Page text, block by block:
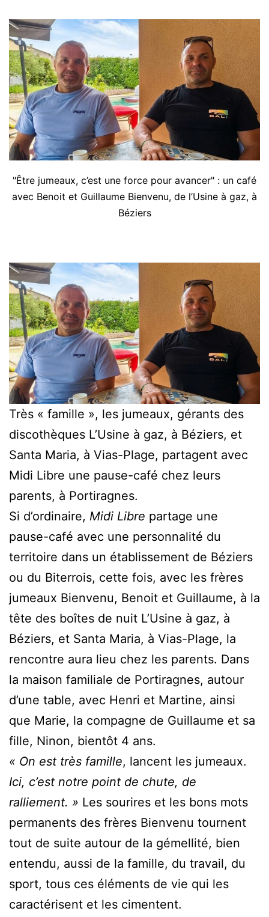
"Être jumeaux, c’est une force pour avancer" : un café
avec Benoit et Guillaume Bienvenu, de l’Usine à gaz, à
Béziers
Très « famille », les jumeaux, gérants des
discothèques L’Usine à gaz, à Béziers, et
Santa Maria, à Vias-Plage, partagent avec
Midi Libre une pause-café chez leurs
parents, à Portiragnes.
Si d’ordinaire, Midi Libre partage une
pause-café avec une personnalité du
territoire dans un établissement de Béziers
ou du Biterrois, cette fois, avec les frères
jumeaux Bienvenu, Benoit et Guillaume, à la
tête des boîtes de nuit L’Usine à gaz, à
Béziers, et Santa Maria, à Vias-Plage, la
rencontre aura lieu chez les parents. Dans
la maison familiale de Portiragnes, autour
d’une table, avec Henri et Martine, ainsi
que Marie, la compagne de Guillaume et sa
fille, Ninon, bientôt 4 ans.
« On est très famille, lancent les jumeaux.
Ici, c’est notre point de chute, de
ralliement. » Les sourires et les bons mots
permanents des frères Bienvenu tournent
tout de suite autour de la gémellité, bien
entendu, aussi de la famille, du travail, du
sport, tous ces éléments de vie qui les
caractérisent et les cimentent.